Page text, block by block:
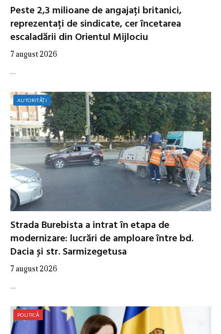
Peste 2,3 milioane de angajați britanici,
reprezentați de sindicate, cer încetarea
escaladării din Orientul Mijlociu
7 august 2026
…
AUTORITĂȚI
Strada Burebista a intrat în etapa de
modernizare: lucrări de amploare între bd.
Dacia și str. Sarmizegetusa
7 august 2026
…
POLITICĂ